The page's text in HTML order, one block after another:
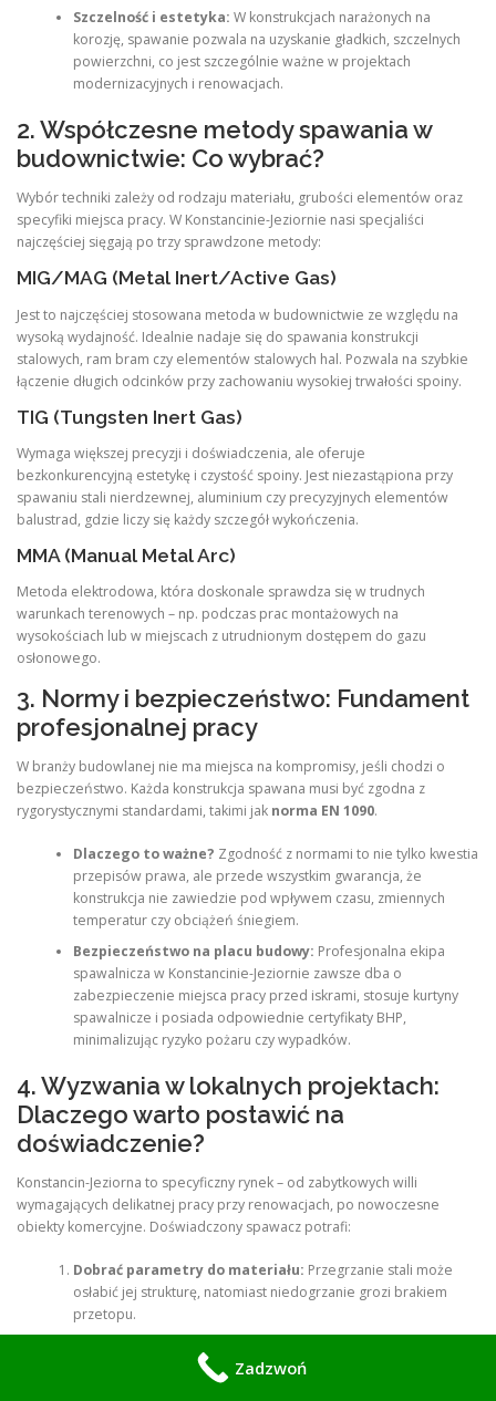
Szczelność i estetyka: W konstrukcjach narażonych na
korozję, spawanie pozwala na uzyskanie gładkich, szczelnych
powierzchni, co jest szczególnie ważne w projektach
modernizacyjnych i renowacjach.
2. Współczesne metody spawania w
budownictwie: Co wybrać?
Wybór techniki zależy od rodzaju materiału, grubości elementów oraz
specyfiki miejsca pracy. W Konstancinie-Jeziornie nasi specjaliści
najczęściej sięgają po trzy sprawdzone metody:
MIG/MAG (Metal Inert/Active Gas)
Jest to najczęściej stosowana metoda w budownictwie ze względu na
wysoką wydajność. Idealnie nadaje się do spawania konstrukcji
stalowych, ram bram czy elementów stalowych hal. Pozwala na szybkie
łączenie długich odcinków przy zachowaniu wysokiej trwałości spoiny.
TIG (Tungsten Inert Gas)
Wymaga większej precyzji i doświadczenia, ale oferuje
bezkonkurencyjną estetykę i czystość spoiny. Jest niezastąpiona przy
spawaniu stali nierdzewnej, aluminium czy precyzyjnych elementów
balustrad, gdzie liczy się każdy szczegół wykończenia.
MMA (Manual Metal Arc)
Metoda elektrodowa, która doskonale sprawdza się w trudnych
warunkach terenowych – np. podczas prac montażowych na
wysokościach lub w miejscach z utrudnionym dostępem do gazu
osłonowego.
3. Normy i bezpieczeństwo: Fundament
profesjonalnej pracy
W branży budowlanej nie ma miejsca na kompromisy, jeśli chodzi o
bezpieczeństwo. Każda konstrukcja spawana musi być zgodna z
rygorystycznymi standardami, takimi jak norma EN 1090.
Dlaczego to ważne? Zgodność z normami to nie tylko kwestia
przepisów prawa, ale przede wszystkim gwarancja, że
konstrukcja nie zawiedzie pod wpływem czasu, zmiennych
temperatur czy obciążeń śniegiem.
Bezpieczeństwo na placu budowy: Profesjonalna ekipa
spawalnicza w Konstancinie-Jeziornie zawsze dba o
zabezpieczenie miejsca pracy przed iskrami, stosuje kurtyny
spawalnicze i posiada odpowiednie certyfikaty BHP,
minimalizując ryzyko pożaru czy wypadków.
4. Wyzwania w lokalnych projektach:
Dlaczego warto postawić na
doświadczenie?
Konstancin-Jeziorna to specyficzny rynek – od zabytkowych willi
wymagających delikatnej pracy przy renowacjach, po nowoczesne
obiekty komercyjne. Doświadczony spawacz potrafi:
Dobrać parametry do materiału: Przegrzanie stali może
osłabić jej strukturę, natomiast niedogrzanie grozi brakiem
przetopu.
temperatury pracuje. Fachowiec wie, jak rozmieścić spoiny, aby
konstrukcja pozostała idealnie prosta.
Zadzwoń